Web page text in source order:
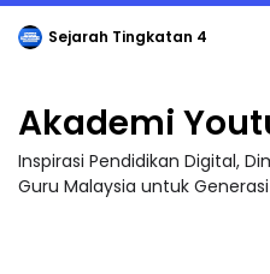
Sejarah Tingkatan 4
Akademi
Inspirasi Pendidikan Digital,
Guru Malaysia untuk